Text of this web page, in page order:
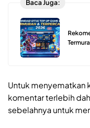
Baca Juga:
Untuk menyematkan
komentar terlebih
sebelahnya untuk